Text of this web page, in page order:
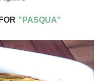
"PASQUA"